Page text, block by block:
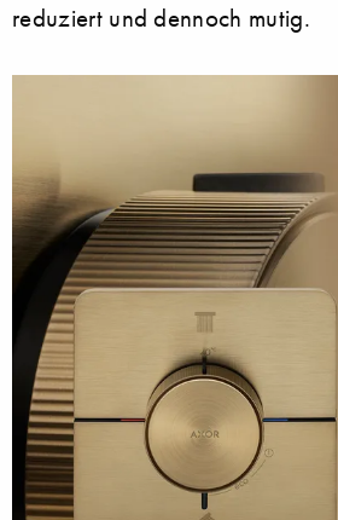
reduziert und dennoch mutig.